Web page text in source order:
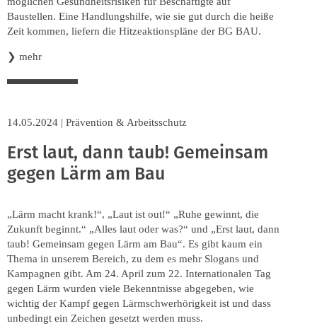
Baustellen. Eine Handlungshilfe, wie sie gut durch die heiße
Zeit kommen, liefern die Hitzeaktionspläne der BG BAU.
❯ mehr
14.05.2024 | Prävention & Arbeitsschutz
Erst laut, dann taub! Gemeinsam
gegen Lärm am Bau
„Lärm macht krank!“, „Laut ist out!“ „Ruhe gewinnt, die
Zukunft beginnt.“ „Alles laut oder was?“ und „Erst laut, dann
taub! Gemeinsam gegen Lärm am Bau“. Es gibt kaum ein
Thema in unserem Bereich, zu dem es mehr Slogans und
Kampagnen gibt. Am 24. April zum 22. Internationalen Tag
gegen Lärm wurden viele Bekenntnisse abgegeben, wie
wichtig der Kampf gegen Lärmschwerhörigkeit ist und dass
unbedingt ein Zeichen gesetzt werden muss.